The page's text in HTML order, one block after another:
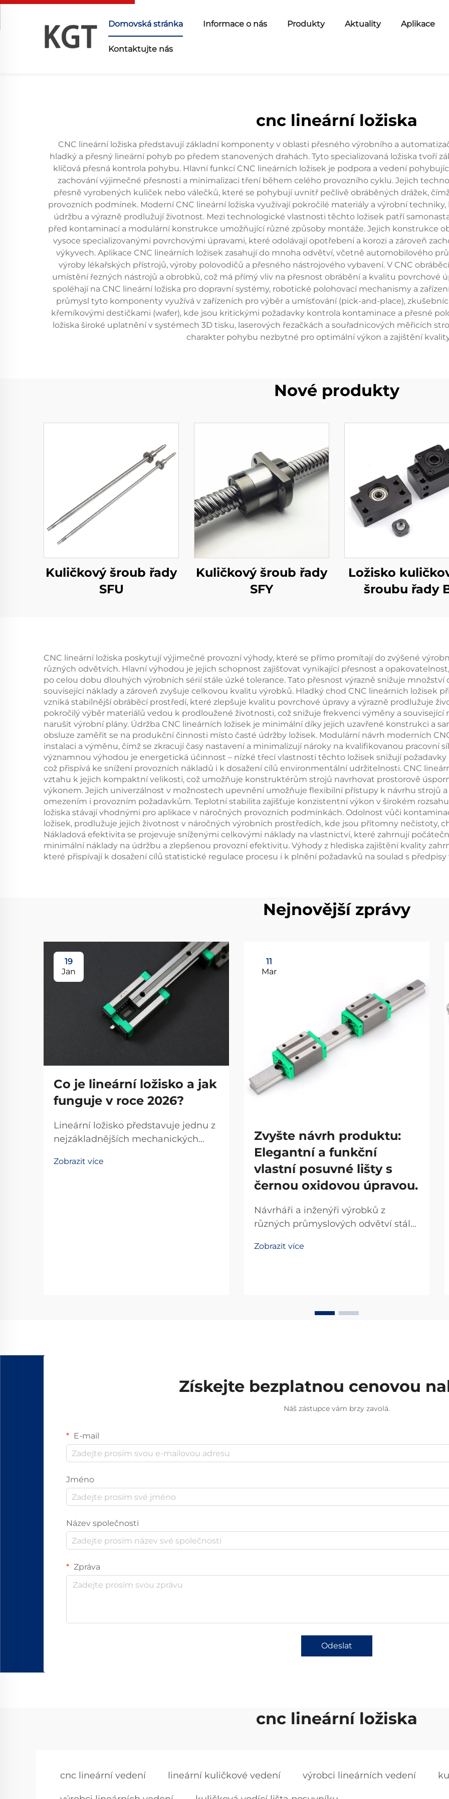
Domovská stránka Informace o nás Produkty Aktuality Aplikace
Kontaktujte nás
cnc lineární ložiska
CNC lineární ložiska představují základní komponenty v oblasti přesného výrobního a
hladký a přesný lineární pohyb po předem stanovených drahách. Tyto specializovaná ložiska tvoří
klíčová přesná kontrola pohybu. Hlavní funkcí CNC lineárních ložisek je podpora a vedení
zachování výjimečné přesnosti a minimalizaci tření během celého provozního cyklu. Jejich
přesně vyrobených kuliček nebo válečků, které se pohybují uvnitř pečlivě obráběných drážek,
provozních podmínek. Moderní CNC lineární ložiska využívají pokročilé materiály a výrobní
údržbu a výrazně prodlužují životnost. Mezi technologické vlastnosti těchto ložisek patří
před kontaminací a modulární konstrukce umožňující různé způsoby montáže. Jejich konstrukce
vysoce specializovanými povrchovými úpravami, které odolávají opotřebení a korozi a zároveň
výkyvech. Aplikace CNC lineárních ložisek zasahují do mnoha odvětví, včetně automobilového
výroby lékařských přístrojů, výroby polovodičů a přesného nástrojového vybavení. V CNC
umístění řezných nástrojů a obrobků, což má přímý vliv na přesnost obrábění a kvalitu povrchové
spoléhají na CNC lineární ložiska pro dopravní systémy, robotické polohovací mechanismy a
průmysl tyto komponenty využívá v zařízeních pro výběr a umísťování (pick-and-place),
křemíkovými destičkami (wafer), kde jsou kritickými požadavky kontrola kontaminace a přesné
ložiska široké uplatnění v systémech 3D tisku, laserových řezačkách a souřadnicových měřicích
charakter pohybu nezbytné pro optimální výkon a zajištění
Nové produkty
Kuličkový šroub řady
SFU
Kuličkový šroub řady
SFY
Ložisko
šroubu řady
CNC lineární ložiska poskytují výjimečné provozní výhody, které se přímo promítají do zvýšené
různých odvětvích. Hlavní výhodou je jejich schopnost zajišťovat vynikající přesnost a
po celou dobu dlouhých výrobních sérií stále úzké tolerance. Tato přesnost výrazně snižuje
související náklady a zároveň zvyšuje celkovou kvalitu výrobků. Hladký chod CNC lineárních ložisek
vzniká stabilnější obráběcí prostředí, které zlepšuje kvalitu povrchové úpravy a výrazně prodlužuje
pokročilý výběr materiálů vedou k prodloužené životnosti, což snižuje frekvenci výměny a
narušit výrobní plány. Údržba CNC lineárních ložisek je minimální díky jejich uzavřené konstrukci a
obsluze zaměřit se na produkční činnosti místo časté údržby ložisek. Modulární návrh moderních
instalaci a výměnu, čímž se zkracují časy nastavení a minimalizují nároky na kvalifikovanou pracovní
významnou výhodou je energetická účinnost – nízké třecí vlastnosti těchto ložisek snižují
což přispívá ke snížení provozních nákladů i k dosažení cílů environmentální udržitelnosti. CNC
vztahu k jejich kompaktní velikosti, což umožňuje konstruktérům strojů navrhovat prostorově
výkonem. Jejich univerzálnost v možnostech upevnění umožňuje flexibilní přístupy k návrhu strojů
omezením i provozním požadavkům. Teplotní stabilita zajišťuje konzistentní výkon v širokém
ložiska stávají vhodnými pro aplikace v náročných provozních podmínkách. Odolnost vůči
ložisek, prodlužuje jejich životnost v náročných výrobních prostředích, kde jsou přítomny nečistoty,
Nákladová efektivita se projevuje sníženými celkovými náklady na vlastnictví, které zahrnují
minimální náklady na údržbu a zlepšenou provozní efektivitu. Výhody z hlediska zajištění kvality
které přispívají k dosažení cílů statistické regulace procesu i k plnění požadavků na soulad s
Nejnovější zprávy
19
Jan
Co je lineární ložisko a jak
funguje v roce 2026?
Lineární ložisko představuje jednu z
nejzákladnějších mechanických
automatizaci a přesné technice. Tyto
Zobrazit více
11
Mar
Zvyšte návrh produktu:
Elegantní a funkční
vlastní posuvné lišty s
černou oxidovou úpravou.
Návrháři a inženýři výrobků z
různých průmyslových odvětví stále
vysoce kvalitních posuvných lišt jak
Zobrazit více
Získejte bezplatnou cenovou
Náš zástupce vám brzy zavolá.
E-mail
Jméno
Název společnosti
Zpráva
Odeslat
cnc lineární ložiska
cnc lineární vedení lineární kuličkové vedení výrobci lineárních vedení